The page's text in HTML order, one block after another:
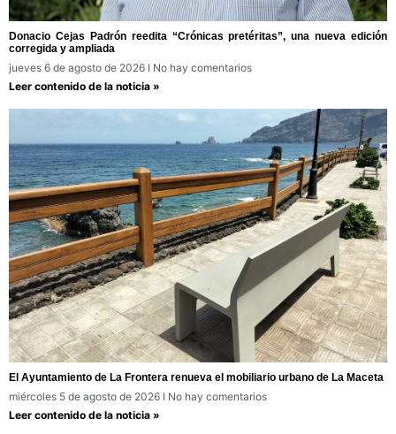
Donacio Cejas Padrón reedita “Crónicas pretéritas”, una nueva edición
corregida y ampliada
jueves 6 de agosto de 2026
No hay comentarios
Leer contenido de la noticia »
El Ayuntamiento de La Frontera renueva el mobiliario urbano de La Maceta
miércoles 5 de agosto de 2026
No hay comentarios
Leer contenido de la noticia »